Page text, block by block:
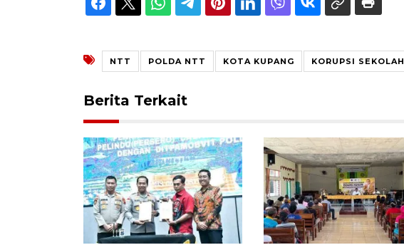
NTT POLDA NTT KOTA KUPANG KORUPSI SEKOLAH
Berita Terkait